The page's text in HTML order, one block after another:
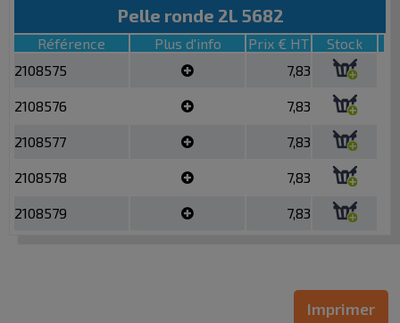
Pelle ronde 2L 5682
Référence Plus d'info Prix € HT
Stock
2108575
7,83
2108576 7,83
2108577 7,83
2108578 7,83
2108579 7,83
Imprimer